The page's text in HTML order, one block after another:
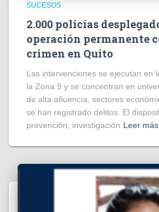
SUCESOS
2.000 policías
operación permanente
crimen en Quito
Las intervenciones se ejecutan en
la Zona 9 y se concentran en
de alta afluencia, sectores
se han registrado delitos. El
prevención, investigación Leer más